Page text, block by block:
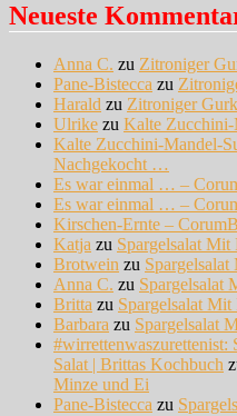
Neueste
Anna C. zu Zitroniger
Pane-Bistecca zu
Harald zu Zitroniger
Ulrike zu Kalte Zucchini-
Kalte Zucchini-Mandel-
Nachgekocht …
Es war einmal … –
Es war einmal … –
Kirschen-Ernte –
Katja zu Spargelsalat Mit
Brotwein zu
Anna C. zu Spargelsalat
Britta zu Spargelsalat
Barbara zu Spargelsalat
#wirrettenwaszurettenist:
Salat | Brittas Kochbuch
Minze und Ei
Pane-Bistecca zu